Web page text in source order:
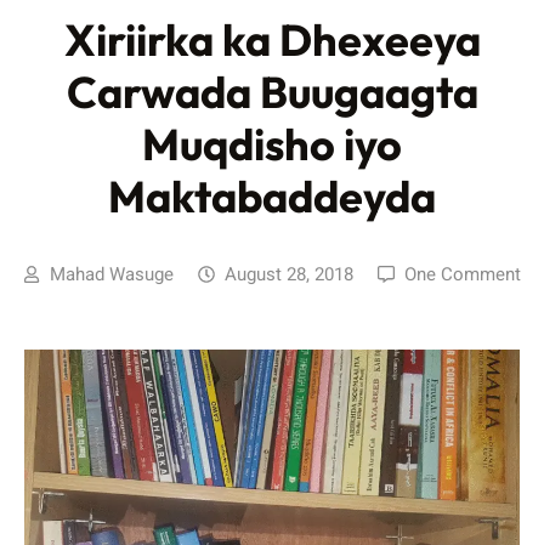
Xiriirka ka Dhexeeya
Carwada Buugaagta
Muqdisho iyo
Maktabaddeyda
Mahad Wasuge August 28, 2018 One Comment